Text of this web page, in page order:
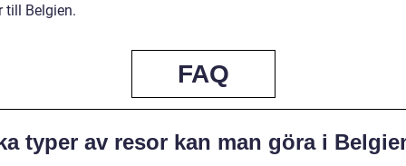
till Belgien.
FAQ
typer av resor kan man göra i